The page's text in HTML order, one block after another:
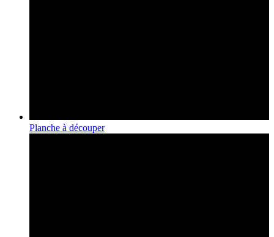
Planche à découper